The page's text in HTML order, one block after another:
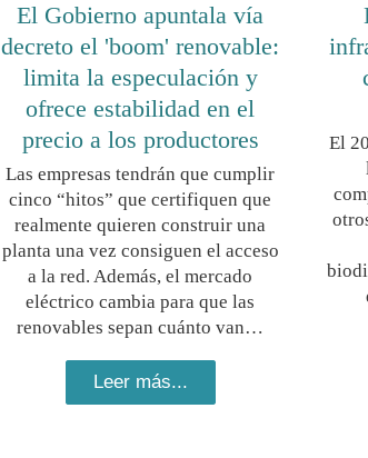
El Gobierno apuntala vía
decreto el 'boom' renovable:
limita la especulación y
ofrece estabilidad en el
precio a los productores
Las empresas tendrán que cumplir
cinco “hitos” que certifiquen que
realmente quieren construir una
planta una vez consiguen el acceso
a la red. Además, el mercado
eléctrico cambia para que las
renovables sepan cuánto van…
Leer más...
El